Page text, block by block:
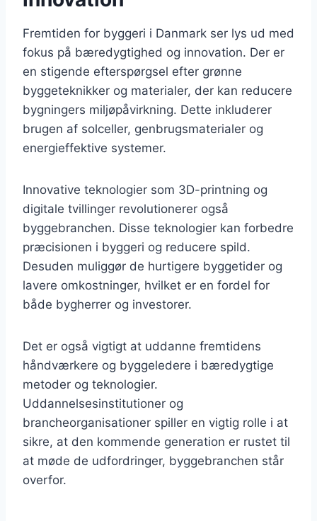
Fremtiden for byggeri i Danmark ser lys ud med
fokus på bæredygtighed og innovation. Der er
en stigende efterspørgsel efter grønne
byggeteknikker og materialer, der kan reducere
bygningers miljøpåvirkning. Dette inkluderer
brugen af solceller, genbrugsmaterialer og
energieffektive systemer.
Innovative teknologier som 3D-printning og
digitale tvillinger revolutionerer også
byggebranchen. Disse teknologier kan forbedre
præcisionen i byggeri og reducere spild.
Desuden muliggør de hurtigere byggetider og
lavere omkostninger, hvilket er en fordel for
både bygherrer og investorer.
Det er også vigtigt at uddanne fremtidens
håndværkere og byggeledere i bæredygtige
metoder og teknologier.
Uddannelsesinstitutioner og
brancheorganisationer spiller en vigtig rolle i at
sikre, at den kommende generation er rustet til
at møde de udfordringer, byggebranchen står
overfor.